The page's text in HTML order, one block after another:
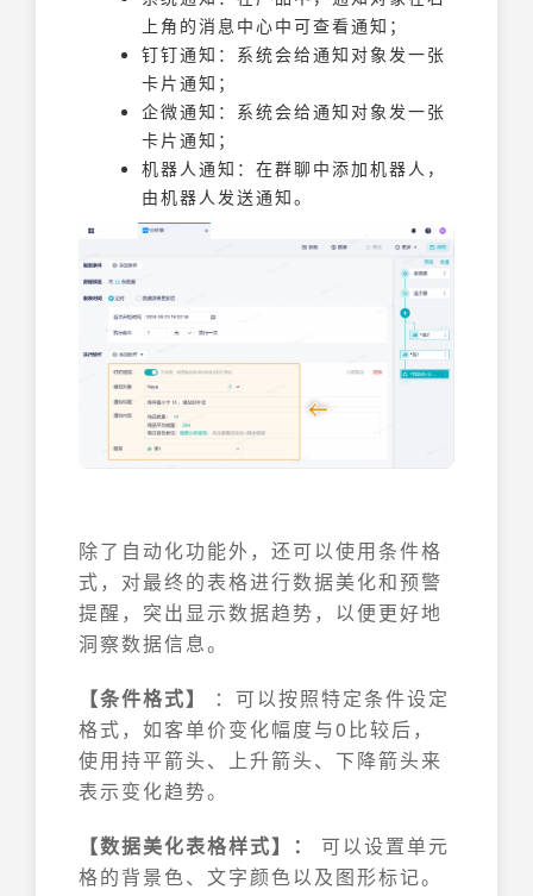
上角的消息中心中可查看通知；
钉钉通知：系统会给通知对象发一张
卡片通知；
企微通知：系统会给通知对象发一张
卡片通知；
机器人通知：在群聊中添加机器人，
由机器人发送通知。
除了自动化功能外，还可以使用条件格
式，对最终的表格进行数据美化和预警
提醒，突出显示数据趋势，以便更好地
洞察数据信息。
【条件格式】
：可以按照特定条件设定
格式，如客单价变化幅度与0比较后，
使用持平箭头、上升箭头、下降箭头来
表示变化趋势。
【数据美化表格样式】：
可以设置单元
格的背景色、文字颜色以及图形标记。